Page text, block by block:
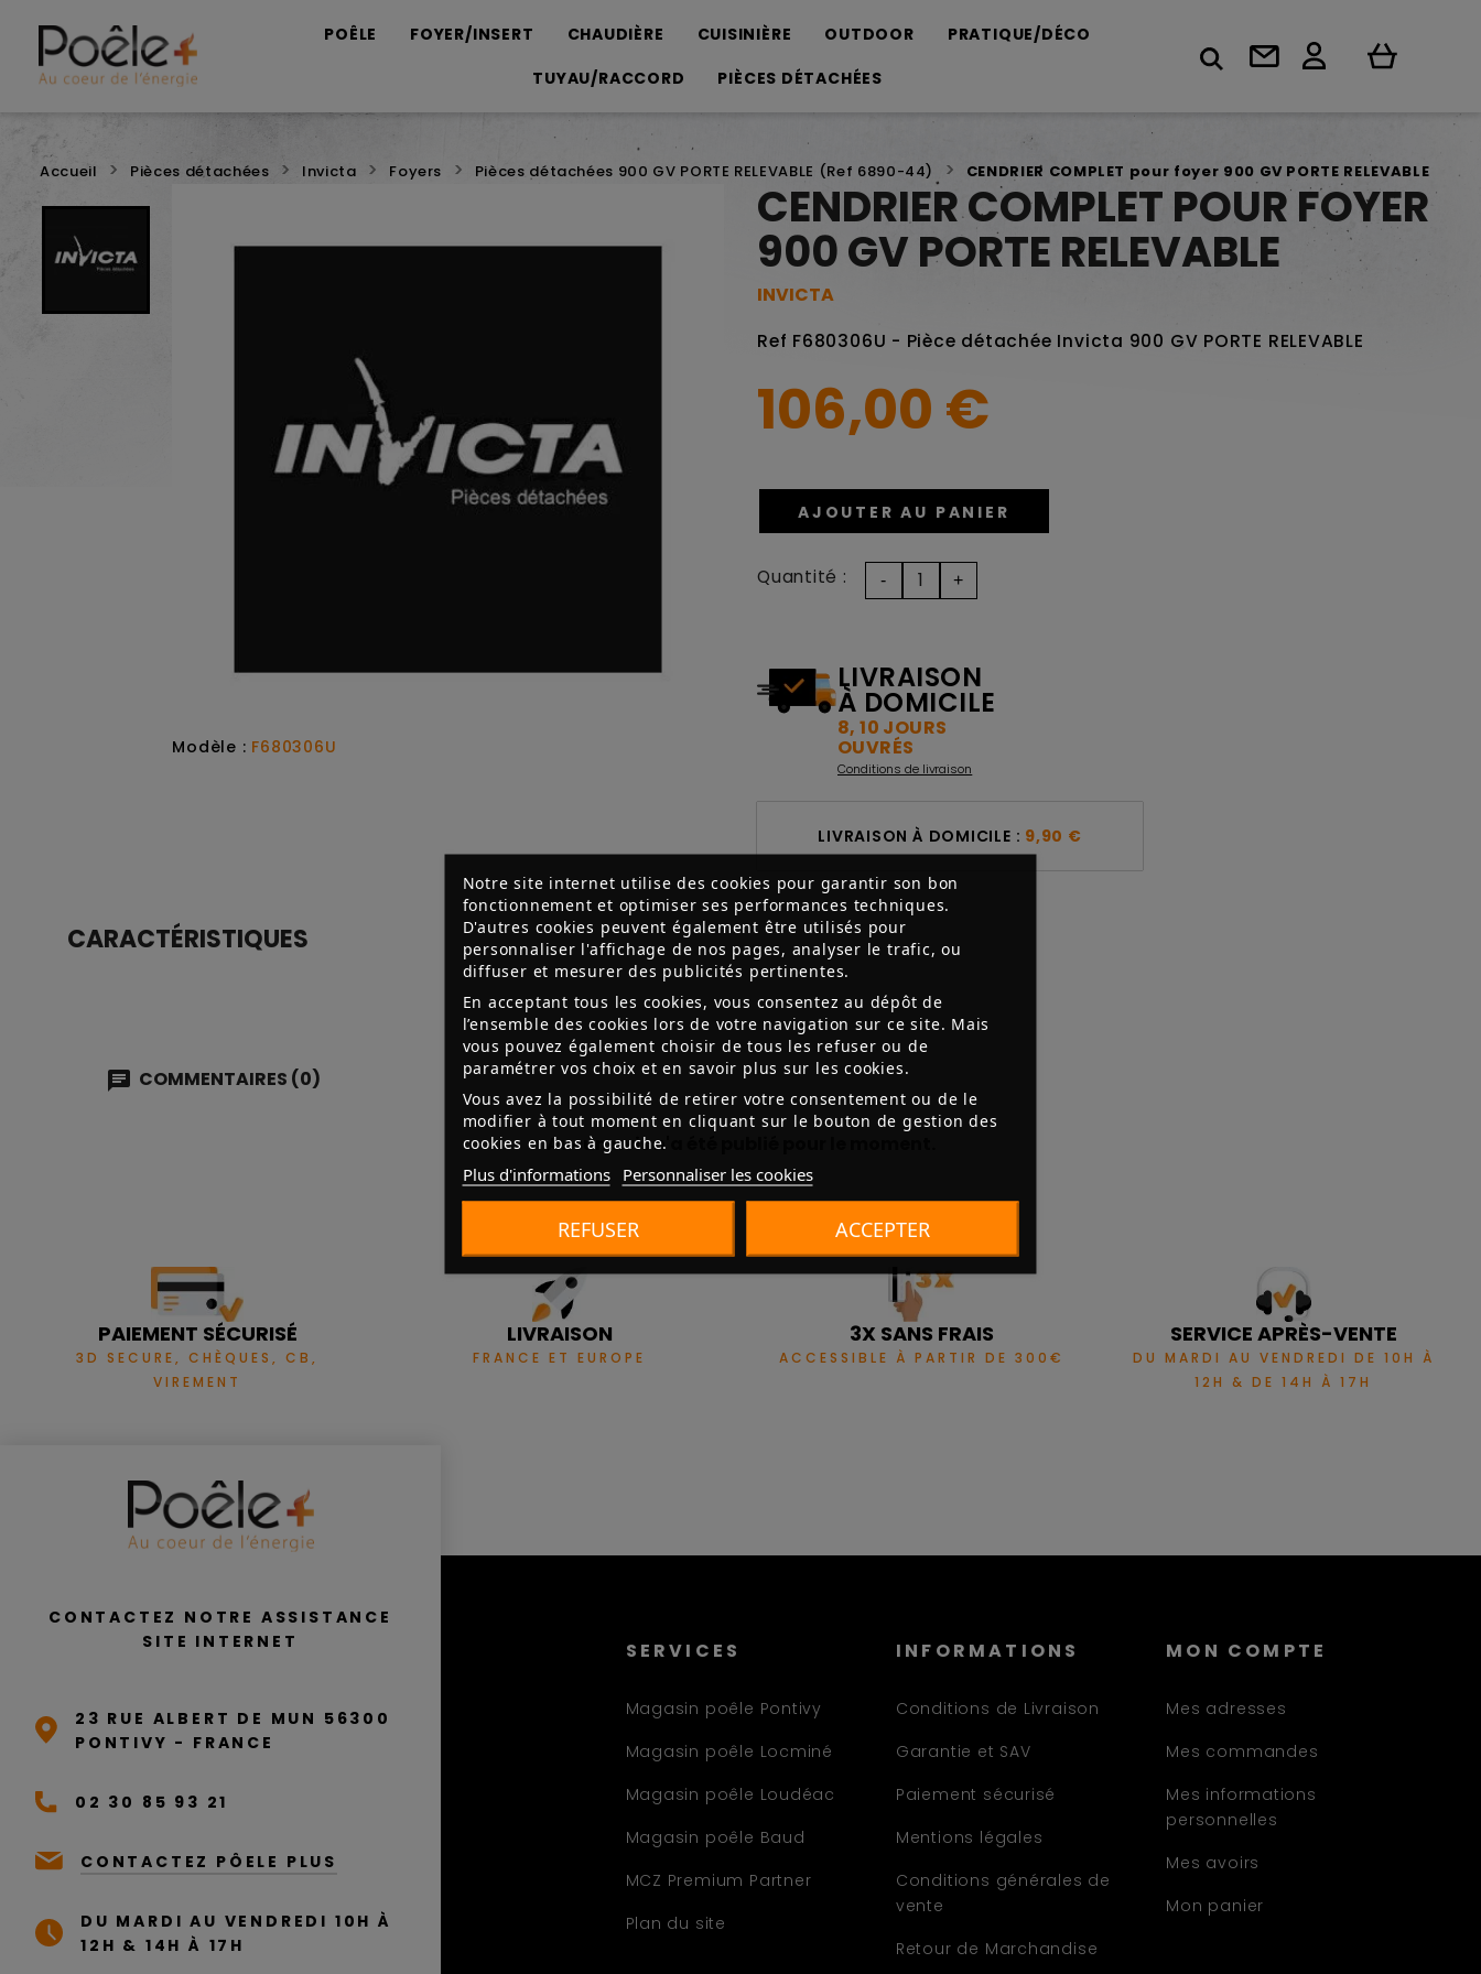
POÊLE FOYER/INSERT CHAUDIÈRE CUISINIÈRE OUTDOOR
PRATIQUE/DÉCO
TUYAU/RACCORD
PIÈCES DÉTACHÉES
Notre site internet utilise des cookies pour garantir son bon
fonctionnement et optimiser ses performances techniques.
D'autres cookies peuvent également être utilisés pour
personnaliser l'affichage de nos pages, analyser le trafic, ou
diffuser et mesurer des publicités pertinentes.
En acceptant tous les cookies, vous consentez au dépôt de
l’ensemble des cookies lors de votre navigation sur ce site. Mais
vous pouvez également choisir de tous les refuser ou de
paramétrer vos choix et en savoir plus sur les cookies.
Vous avez la possibilité de retirer votre consentement ou de le
modifier à tout moment en cliquant sur le bouton de gestion des
cookies en bas à gauche.
Plus d'informations Personnaliser les cookies
REFUSER ACCEPTER
Accueil Pièces détachées Invicta Foyers Pièces détachées 900 GV PORTE RELEVABLE (Ref 6890-44) CENDRIER COMPLET pour foyer 900 GV PORTE RELEVABLE
Modèle : F680306U
CENDRIER COMPLET POUR FOYER
900 GV PORTE RELEVABLE
INVICTA
Ref F680306U - Pièce détachée Invicta 900 GV PORTE RELEVABLE
106,00 €
AJOUTER AU PANIER
Quantité :
LIVRAISON
À DOMICILE
8, 10 JOURS
OUVRÉS
Conditions de livraison
LIVRAISON À DOMICILE : 9,90 €
CARACTÉRISTIQUES
COMMENTAIRES (0)
Aucun avis n'a été publié pour le moment.
PAIEMENT SÉCURISÉ
3D SECURE, CHÈQUES, CB,
VIREMENT
LIVRAISON
FRANCE ET EUROPE
3X SANS FRAIS
ACCESSIBLE À PARTIR DE 300€
SERVICE APRÈS-VENTE
DU MARDI AU VENDREDI DE 10H À
12H & DE 14H À 17H
CONTACTEZ NOTRE ASSISTANCE
SITE INTERNET
23 RUE ALBERT DE MUN 56300
PONTIVY - FRANCE
02 30 85 93 21
CONTACTEZ PÔELE PLUS
DU MARDI AU VENDREDI 10H À
12H & 14H À 17H
SERVICES
Magasin poêle Pontivy
Magasin poêle Locminé
Magasin poêle Loudéac
Magasin poêle Baud
MCZ Premium Partner
Plan du site
INFORMATIONS
Conditions de Livraison
Garantie et SAV
Paiement sécurisé
Mentions légales
Conditions générales de
vente
Retour de Marchandise
MON COMPTE
Mes adresses
Mes commandes
Mes informations
personnelles
Mes avoirs
Mon panier